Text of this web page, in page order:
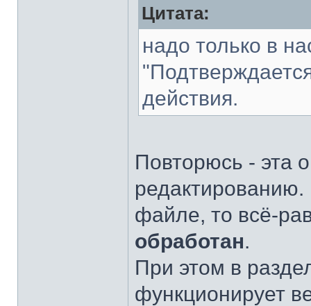
Цитата:
надо только в
действия.
Повторюсь - эта
файле, то всё-
обработан.
При этом в
функционирует